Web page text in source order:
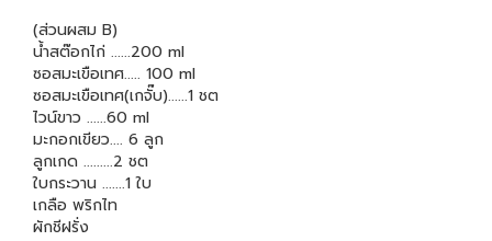
(ส่วนผสม B)
น้ำสต๊อกไก่ ......200 ml
ซอสมะเขือเทศ..... 100 ml
ซอสมะเขือเทศ(เกจั๊บ)......1 ชต
ไวน์ขาว ......60 ml
มะกอกเขียว.... 6 ลูก
ลูกเกด .........2 ชต
ใบกระวาน .......1 ใบ
เกลือ พริกไท
ผักชีฝรั่ง